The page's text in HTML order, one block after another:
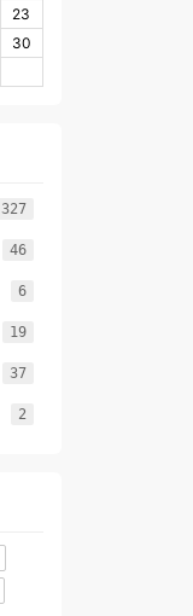
23
30
327
46
6
19
37
2